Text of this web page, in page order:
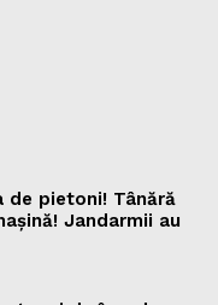
de pietoni! Tânără
Jandarmii au